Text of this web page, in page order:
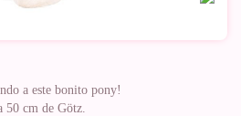
a este bonito pony!
50 cm de Götz.